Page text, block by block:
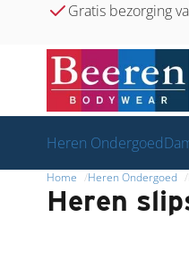
Gratis bezorging
Heren Ondergoed
Home Heren Ondergoed
Heren